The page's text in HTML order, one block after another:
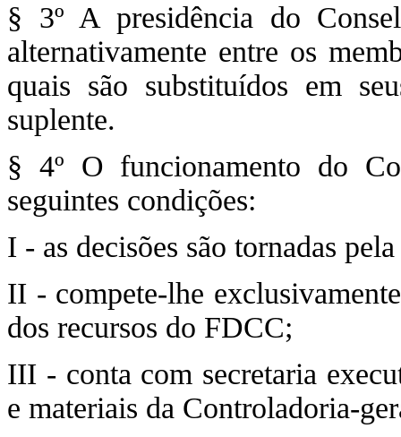
§ 3º A presidência do
alternativamente entre os
quais são substituídos em
suplente.
§ 4º O funcionamento do
seguintes condições:
I - as decisões são tornadas
II - compete-lhe
dos recursos do FDCC;
III - conta com secretaria
e materiais da Controladoria-